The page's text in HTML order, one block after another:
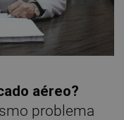
aéreo?
problema